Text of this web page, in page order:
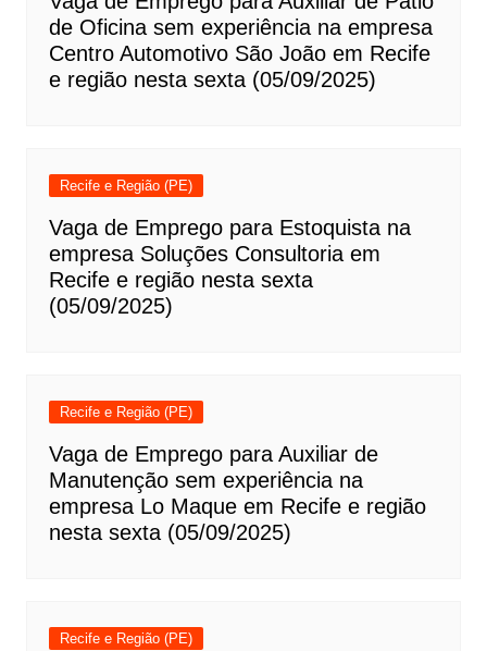
de Oficina sem experiência na empresa
Centro Automotivo São João em Recife
e região nesta sexta (05/09/2025)
Recife e Região (PE)
Vaga de Emprego para Estoquista na
empresa Soluções Consultoria em
Recife e região nesta sexta
(05/09/2025)
Recife e Região (PE)
Vaga de Emprego para Auxiliar de
Manutenção sem experiência na
empresa Lo Maque em Recife e região
nesta sexta (05/09/2025)
Recife e Região (PE)